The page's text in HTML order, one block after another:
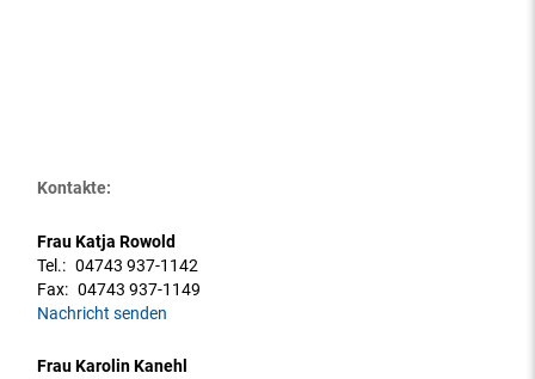
Kontakte:
Frau Katja Rowold
Tel.: 04743 937-1142
Fax: 04743 937-1149
Nachricht senden
Frau Karolin Kanehl